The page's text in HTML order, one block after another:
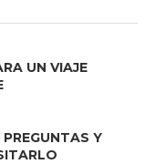
UN VIAJE
Y